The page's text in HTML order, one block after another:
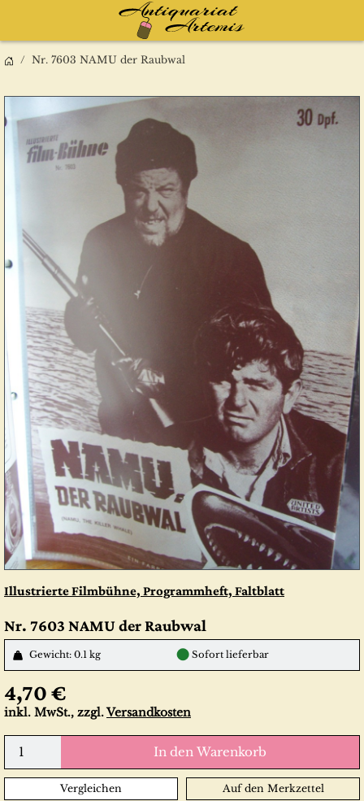
Nr. 7603 NAMU der Raubwal
Illustrierte Filmbühne, Programmheft, Faltblatt
Nr. 7603 NAMU der Raubwal
Gewicht: 0.1 kg ● Sofort lieferbar
4,70 €
inkl. MwSt., zzgl.Versandkosten
In den Warenkorb
Vergleichen Auf den Merkzettel